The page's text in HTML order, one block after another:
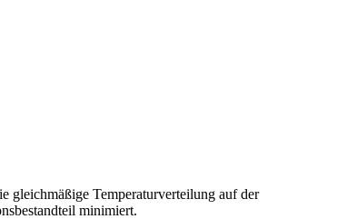
gleichmäßige Temperaturverteilung auf der
minimiert.